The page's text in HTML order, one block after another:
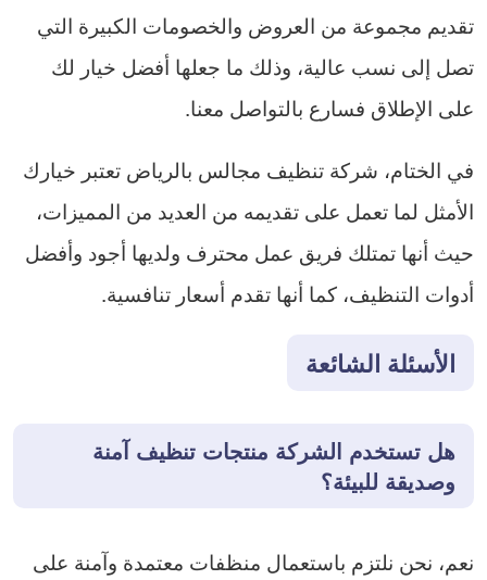
تقديم مجموعة من العروض والخصومات الكبيرة التي
تصل إلى نسب عالية، وذلك ما جعلها أفضل خيار لك
على الإطلاق فسارع بالتواصل معنا.
في الختام، شركة تنظيف مجالس بالرياض تعتبر خيارك
الأمثل لما تعمل على تقديمه من العديد من المميزات،
حيث أنها تمتلك فريق عمل محترف ولديها أجود وأفضل
أدوات التنظيف، كما أنها تقدم أسعار تنافسية.
الأسئلة الشائعة
هل تستخدم الشركة منتجات تنظيف آمنة
وصديقة للبيئة؟
نعم، نحن نلتزم باستعمال منظفات معتمدة وآمنة على